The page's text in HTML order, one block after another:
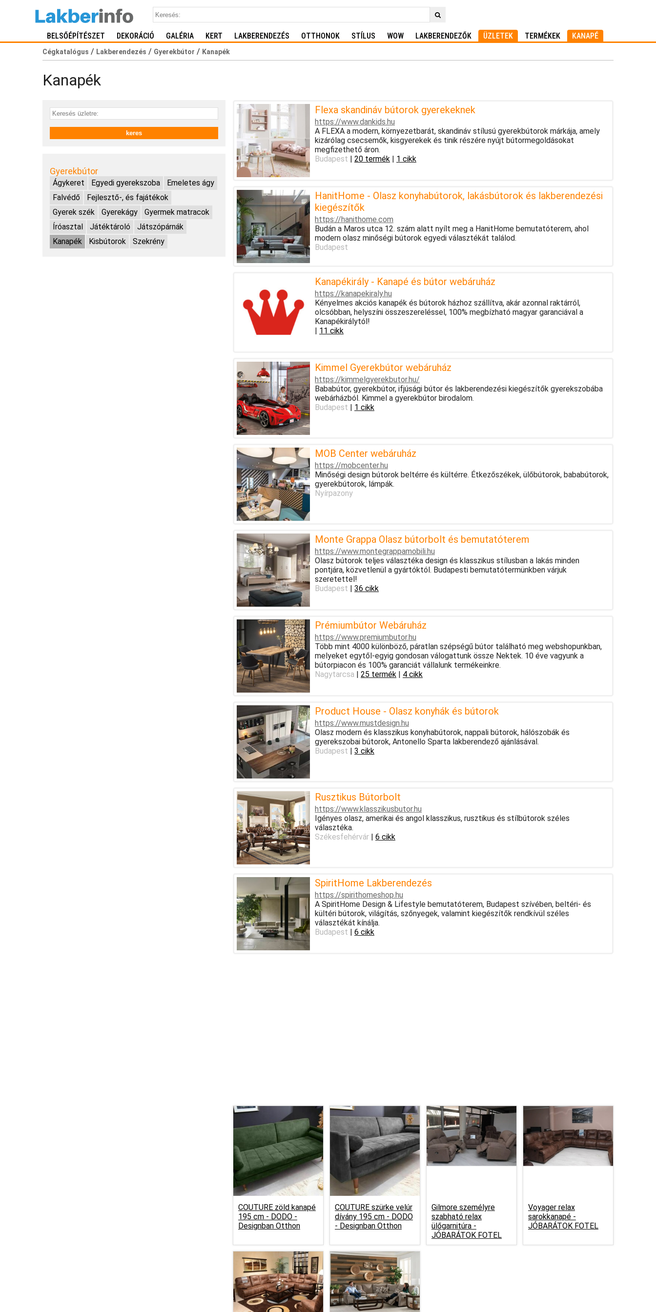
BELSŐÉPÍTÉSZET DEKORÁCIÓ GALÉRIA KERT LAKBERENDEZÉS OTTHONOK STÍLUS WOW LAKBERENDEZŐK ÜZLETEK TERMÉKEK KANAPÉ
Cégkatalógus / Lakberendezés / Gyerekbútor / Kanapék
Kanapék
Gyerekbútor
Ágykeret Egyedi gyerekszoba
Emeletes ágy
Falvédő
Fejlesztő-, és fajátékok
Gyerek szék
Gyerekágy
Gyermek matracok
Íróasztal
Játéktároló
Játszópárnák
Kanapék
Kisbútorok Szekrény
Flexa skandináv bútorok gyerekeknek
https://www.dankids.hu
A FLEXA a modern, környezetbarát, skandináv stílusú gyerekbútorok márkája, amely
kizárólag csecsemők, kisgyerekek és tinik részére nyújt bútormegoldásokat
megfizethető áron.
Budapest | 20 termék| 1 cikk
HanitHome - Olasz konyhabútorok, lakásbútorok és lakberendezési
kiegészítők
https://hanithome.com
Budán a Maros utca 12. szám alatt nyílt meg a HanitHome bemutatóterem, ahol
modern olasz minőségi bútorok egyedi választékát találod.
Budapest
Kanapékirály - Kanapé és bútor webáruház
https://kanapekiraly.hu
Kényelmes akciós kanapék és bútorok házhoz szállítva, akár azonnal raktárról,
olcsóbban, helyszíni összeszereléssel, 100% megbízható magyar garanciával a
Kanapékirálytól!
| 11 cikk
Kimmel Gyerekbútor webáruház
https://kimmelgyerekbutor.hu/
Bababútor, gyerekbútor, ifjúsági bútor és lakberendezési kiegészítők gyerekszobába
webárházból. Kimmel a gyerekbútor birodalom.
Budapest | 1 cikk
MOB Center webáruház
https://mobcenter.hu
Minőségi design bútorok beltérre és kültérre. Étkezőszékek, ülőbútorok, bababútorok,
gyerekbútorok, lámpák.
Nyírpazony
Monte Grappa Olasz bútorbolt és bemutatóterem
https://www.montegrappamobili.hu
Olasz bútorok teljes választéka design és klasszikus stílusban a lakás minden
pontjára, közvetlenül a gyártóktól. Budapesti bemutatótermünkben várjuk
szeretettel!
Budapest | 36 cikk
Prémiumbútor Webáruház
https://www.premiumbutor.hu
Több mint 4000 különböző, páratlan szépségű bútor található meg webshopunkban,
melyeket egytől-egyig gondosan válogattunk össze Nektek. 10 éve vagyunk a
bútorpiacon és 100% garanciát vállalunk termékeinkre.
Nagytarcsa | 25 termék| 4 cikk
Product House - Olasz konyhák és bútorok
https://www.mustdesign.hu
Olasz modern és klasszikus konyhabútorok, nappali bútorok, hálószobák és
gyerekszobai bútorok, Antonello Sparta lakberendező ajánlásával.
Budapest | 3 cikk
Rusztikus Bútorbolt
https://www.klasszikusbutor.hu
Igényes olasz, amerikai és angol klasszikus, rusztikus és stílbútorok széles
választéka.
Székesfehérvár| 6 cikk
SpiritHome Lakberendezés
https://spirithomeshop.hu
A SpiritHome Design & Lifestyle bemutatóterem, Budapest szívében, beltéri- és
kültéri bútorok, világítás, szőnyegek, valamint kiegészítők rendkívül széles
választékát kínálja.
Budapest | 6 cikk
COUTURE zöld kanapé
195 cm - DODO -
Designban Otthon
COUTURE szürke velúr
dívány 195 cm - DODO
- Designban Otthon
Gilmore személyre
szabható relax
ülőgarnitúra -
JÓBARÁTOK FOTEL
Voyager relax
sarokkanapé -
JÓBARÁTOK FOTEL